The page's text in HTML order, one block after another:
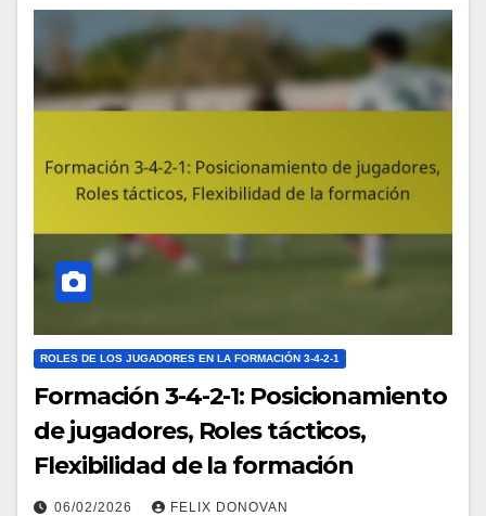
ROLES DE LOS JUGADORES EN LA FORMACIÓN 3-4-2-1
Formación 3-4-2-1: Posicionamiento
de jugadores, Roles tácticos,
Flexibilidad de la formación
06/02/2026 FELIX DONOVAN